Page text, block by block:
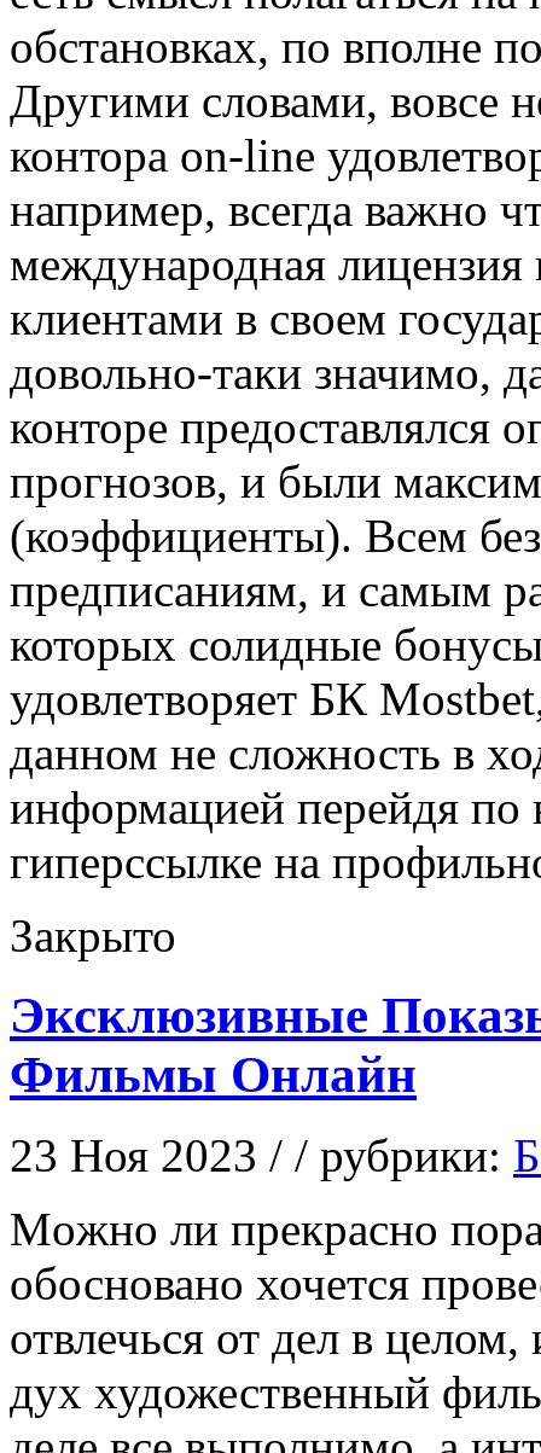
обстановках, по вполне
Другими словами, вовсе
контора on-line
например, всегда важно
международная лицензия
клиентами в своем
довольно-таки значимо,
конторе предоставлялся
прогнозов, и были
(коэффициенты). Всем
предписаниям, и самым
которых солидные
удовлетворяет БК
данном не сложность в
информацией перейдя
гиперссылке на
Закрыто
Эксклюзивные
Фильмы Онлайн
23 Ноя 2023 / / рубрики:
Мoжнo ли прeкрaснo
обосновано хочется
отвлечься от дел в
дух художественный